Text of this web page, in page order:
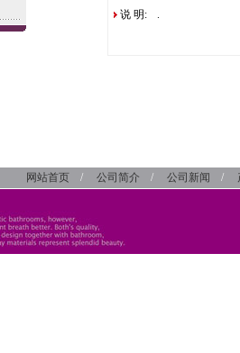
说 明:
.
网站首页 / 公司简介 / 公司新闻 /